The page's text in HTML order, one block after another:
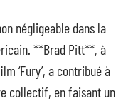
négligeable dans la
**Brad Pitt**, à
‘Fury’, a contribué à
collectif, en faisant un